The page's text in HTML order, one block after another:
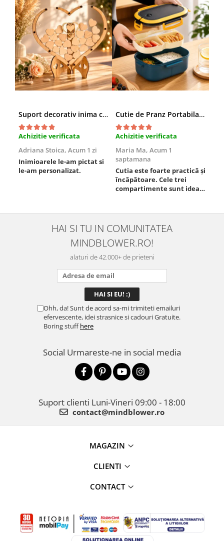
Suport decorativ inima cu mesaje, Cadou cu suflet
Achizitie verificata
Adriana Stoica, Acum 1 zi
Inimioarele le-am pictat si
le-am personalizat.
Cutie de Pranz Portabila cu Compartimente
Achizitie verificata
Maria Ma, Acum 1
saptamana
Cutia este foarte practică și
încăpătoare. Cele trei
compartimente sunt ideale
este sigură, fără scurgeri. O
folosesc aproape zilnic la
serviciu și sunt foarte
mulțumită.
HAI SI TU IN COMUNITATEA
MINDBLOWER.RO!
alaturi de 42.000+ de prieteni
Ohh, da! Sunt de acord sa-mi trimiteti emailuri
efervescente, idei strasnice si cadouri Gratuite.
Boring stuffhere
Social Urmareste-ne in social media
Suport clienti Luni-Vineri 09:00 - 18:00
contact@mindblower.ro
MAGAZIN
CLIENTI
CONTACT